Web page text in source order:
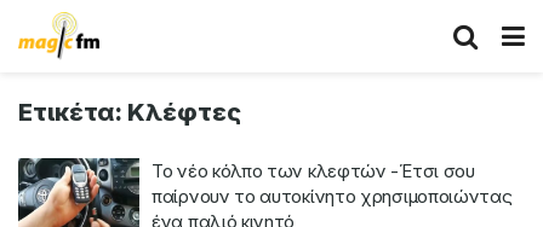
Ετικέτα: Κλέφτες
Το νέο κόλπο των κλεφτών -Έτσι σου
παίρνουν το αυτοκίνητο χρησιμοποιώντας
ένα παλιό κινητό